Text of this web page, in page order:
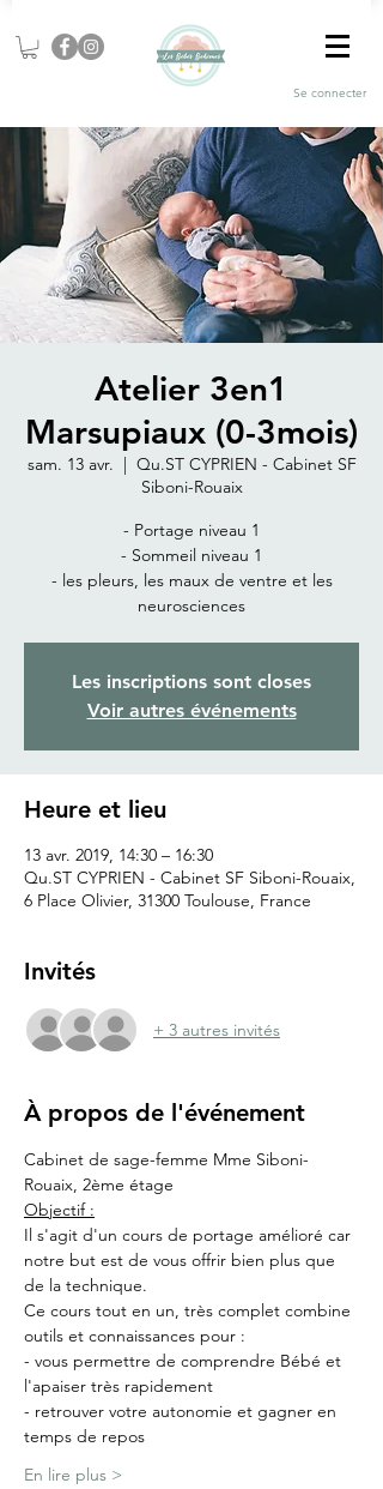
Se connecter
Atelier 3en1
Marsupiaux (0-3mois)
sam. 13 avr.
  |
Qu.ST CYPRIEN - Cabinet SF
Siboni-Rouaix
- Portage niveau 1
- Sommeil niveau 1
- les pleurs, les maux de ventre et les
neurosciences
Les inscriptions sont closes
Voir autres événements
Heure et lieu
13 avr. 2019, 14:30 – 16:30
Qu.ST CYPRIEN - Cabinet SF Siboni-Rouaix,
6 Place Olivier, 31300 Toulouse, France
Invités
+ 3 autres invités
À propos de l'événement
Cabinet de sage-femme Mme Siboni-
Rouaix, 2ème étage
Objectif :
Il s'agit d'un cours de portage amélioré car
notre but est de vous offrir bien plus que
de la technique.
Ce cours tout en un, très complet combine
outils et connaissances pour :
- vous permettre de comprendre Bébé et
l'apaiser très rapidement
- retrouver votre autonomie et gagner en
temps de repos
En lire plus >